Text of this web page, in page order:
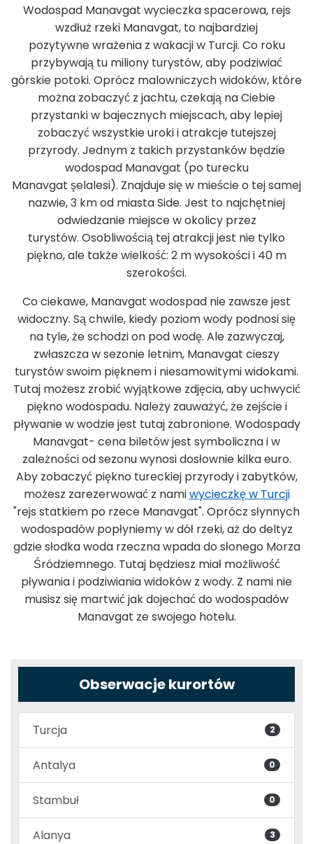
Wodospad Manavgat wycieczka spacerowa, rejs
wzdłuż rzeki Manavgat, to najbardziej
pozytywne wrażenia z wakacji w Turcji. Co roku
przybywają tu miliony turystów, aby podziwiać
górskie potoki. Oprócz malowniczych widoków, które
można zobaczyć z jachtu, czekają na Ciebie
przystanki w bajecznych miejscach, aby lepiej
zobaczyć wszystkie uroki i atrakcje tutejszej
przyrody. Jednym z takich przystanków będzie
wodospad Manavgat (po turecku
Manavgat şelalesi). Znajduje się w mieście o tej samej
nazwie, 3 km od miasta Side. Jest to najchętniej
odwiedzanie miejsce w okolicy przez
turystów. Osobliwością tej atrakcji jest nie tylko
piękno, ale także wielkość: 2 m wysokości i 40 m
szerokości.
Co ciekawe, Manavgat wodospad nie zawsze jest
widoczny. Są chwile, kiedy poziom wody podnosi się
na tyle, że schodzi on pod wodę. Ale zazwyczaj,
zwłaszcza w sezonie letnim, Manavgat cieszy
turystów swoim pięknem i niesamowitymi widokami.
Tutaj możesz zrobić wyjątkowe zdjęcia, aby uchwycić
piękno wodospadu. Należy zauważyć, że zejście i
pływanie w wodzie jest tutaj zabronione. Wodospady
Manavgat- cena biletów jest symboliczna i w
zależności od sezonu wynosi dosłownie kilka euro.
Aby zobaczyć piękno tureckiej przyrody i zabytków,
możesz zarezerwować z namiwycieczkę w Turcji
"rejs statkiem po rzece Manavgat". Oprócz słynnych
wodospadów popłyniemy w dół rzeki, aż do deltyz
gdzie słodka woda rzeczna wpada do słonego Morza
Śródziemnego. Tutaj będziesz miał możliwość
pływania i podziwiania widoków z wody. Z nami nie
musisz się martwić jak dojechać do wodospadów
Manavgat ze swojego hotelu.
Obserwacje kurortów
Тurcja 2
Antalya 0
Stambuł 0
Alanya 3